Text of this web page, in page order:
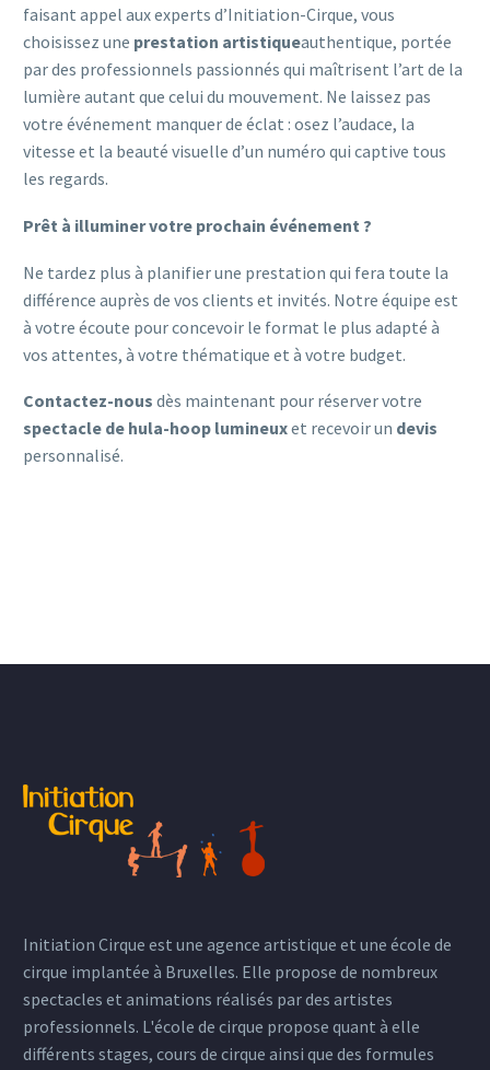
faisant appel aux experts d’Initiation-Cirque, vous
choisissez une prestation artistiqueauthentique, portée
par des professionnels passionnés qui maîtrisent l’art de la
lumière autant que celui du mouvement. Ne laissez pas
votre événement manquer de éclat : osez l’audace, la
vitesse et la beauté visuelle d’un numéro qui captive tous
les regards.
Prêt à illuminer votre prochain événement ?
Ne tardez plus à planifier une prestation qui fera toute la
différence auprès de vos clients et invités. Notre équipe est
à votre écoute pour concevoir le format le plus adapté à
vos attentes, à votre thématique et à votre budget.
Contactez-nous dès maintenant pour réserver votre
spectacle de hula-hoop lumineuxet recevoir un devis
personnalisé.
Initiation Cirque est une agence artistique et une école de
cirque implantée à Bruxelles. Elle propose de nombreux
spectacles et animations réalisés par des artistes
professionnels. L'école de cirque propose quant à elle
différents stages, cours de cirque ainsi que des formules